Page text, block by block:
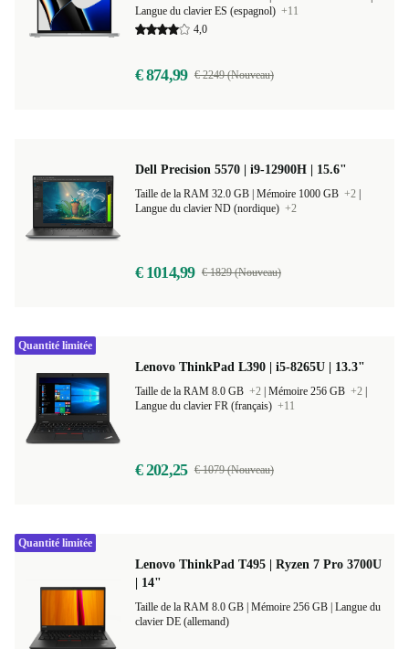
Langue du clavier ES (espagnol) +11
4,0
€ 874,99 € 2249 (Nouveau)
Dell Precision 5570 | i9-12900H | 15.6"
Mémoire 1000 GB +2
Langue du clavier ND (nordique) +2
€ 1014,99 € 1829 (Nouveau)
Lenovo ThinkPad L390 | i5-8265U | 13.3"
Taille de la RAM 8.0 GB +2 Mémoire 256 GB +2
Langue du clavier FR (français) +11
€ 202,25 € 1079 (Nouveau)
Quantité limitée
Lenovo ThinkPad T495 | Ryzen 7 Pro 3700U
| 14"
Langue du
clavier DE (allemand)
Quantité limitée